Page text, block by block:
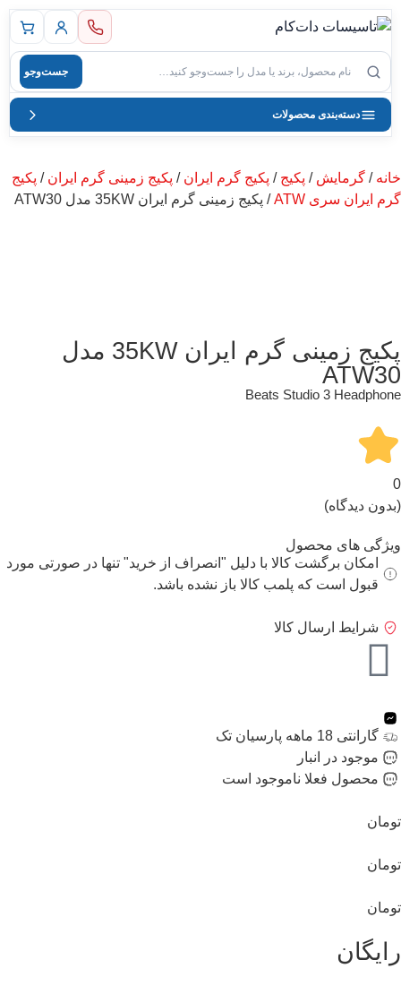
اصلی
جست‌وجو
دسته‌بندی محصولات
خانه / گرمایش / پکیج / پکیج گرم ایران / پکیج زمینی گرم ایران / پکیج
گرم ایران سری ATW
/ پکیج زمینی گرم ایران 35KW مدل ATW30
پکیج زمینی گرم ایران 35KW مدل
ATW30
Beats Studio 3 Headphone
0
(بدون دیدگاه)
ویژگی های محصول
امکان برگشت کالا با دلیل "انصراف از خرید" تنها در صورتی مورد
قبول است که پلمب کالا باز نشده باشد.
شرایط ارسال کالا
گارانتی 18 ماهه پارسیان تک
موجود در انبار
محصول فعلا ناموجود است
تومان
تومان
تومان
رایگان